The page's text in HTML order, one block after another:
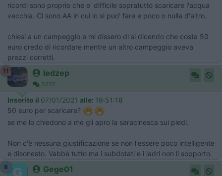
ricordi sono proprio che e' difficile sopratutto scaricare l'acqua
vecchia. Ci sono AA in cui lo si puo' fare e poco o nulla d'altro.
chiesi a un campeggio e mi dissero di si dicendo che costa 50
euro credo di ricordare mentre un altro campeggio aveva
prezzi corretti.
11 ledzep
3722
Inserito il 07/01/2021 alle: 19:51:18
50 euro per scaricare?
se me lo chiedono a me gli apro la saracinesca sui piedi.
Non c'è nessuna giustificazione se non l'essere poco intelligente
e disonesto. Vabbè tutto ma i subdotati e i ladri non li sopporto.
8 Gege01